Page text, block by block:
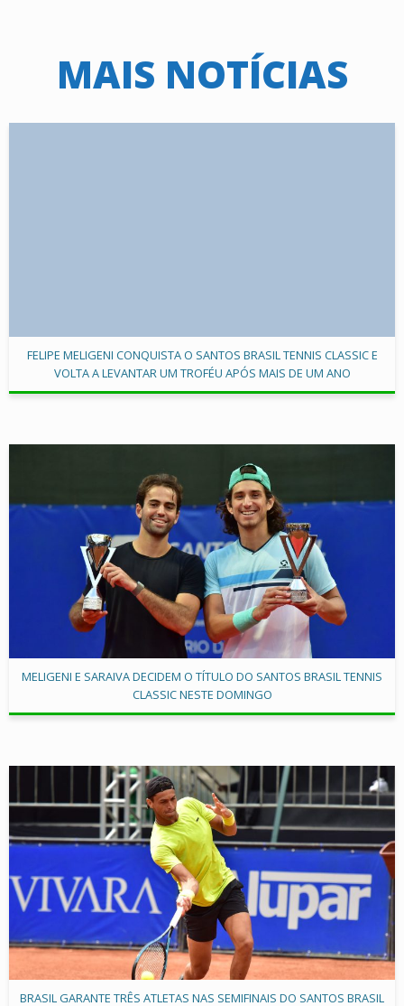
MAIS NOTÍCIAS
FELIPE MELIGENI CONQUISTA O SANTOS BRASIL TENNIS CLASSIC E
VOLTA A LEVANTAR UM TROFÉU APÓS MAIS DE UM ANO
MELIGENI E SARAIVA DECIDEM O TÍTULO DO SANTOS BRASIL TENNIS
CLASSIC NESTE DOMINGO
BRASIL GARANTE TRÊS ATLETAS NAS SEMIFINAIS DO SANTOS BRASIL